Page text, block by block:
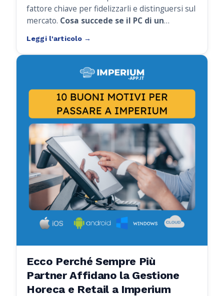
fattore chiave per fidelizzarli e distinguersi sul
mercato. Cosa succede se il PC di un
improvvisamente?
emergenza, il rischio è quello dibloccare le
operazioni, perdere vendite e creare
disagi ai clienti.
Ecco Perché Sempre Più
Partner Affidano la Gestione
Horeca e Retail a Imperium